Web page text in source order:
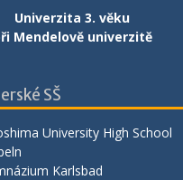
Univerzita 3. věku
Mendelově univerzitě
SŠ
University High School
Karlsbad